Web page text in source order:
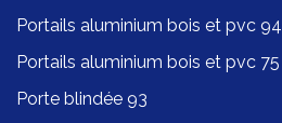
Portails aluminium bois et pvc 94
Portails aluminium bois et pvc 75
Porte blindée 93